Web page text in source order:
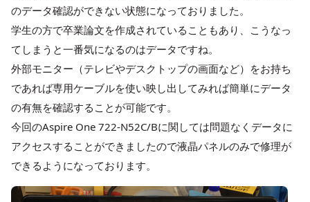
のデータ確認ができない状態になっておりました。
学生の方で卒業論文を作成されていることもあり、こうなっ
てしまうと一番気になるのはデータですね。
外部モニター（テレビやデスクトップの画面など）をお持ち
であれば専用ケーブルを使い映し出してみれば簡単にデータ
の有無を確認することが可能です。
今回のAspire One 722-N52C/Bに関しては問題なくデータに
アクセスすることができましたので液晶パネルのみで修理が
できるようになっております。